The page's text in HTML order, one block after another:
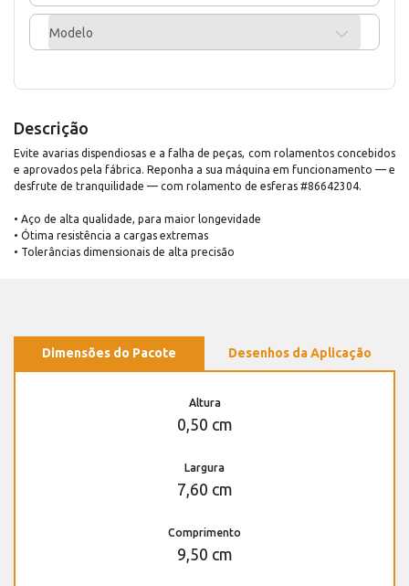
Modelo
Descrição
Evite avarias dispendiosas e a falha de peças, com rolamentos concebidos
e aprovados pela fábrica. Reponha a sua máquina em funcionamento — e
desfrute de tranquilidade — com rolamento de esferas #86642304.
• Aço de alta qualidade, para maior longevidade
• Ótima resistência a cargas extremas
• Tolerâncias dimensionais de alta precisão
Dimensões do Pacote Desenhos da Aplicação
Altura
0,50 cm
Largura
7,60 cm
Comprimento
9,50 cm